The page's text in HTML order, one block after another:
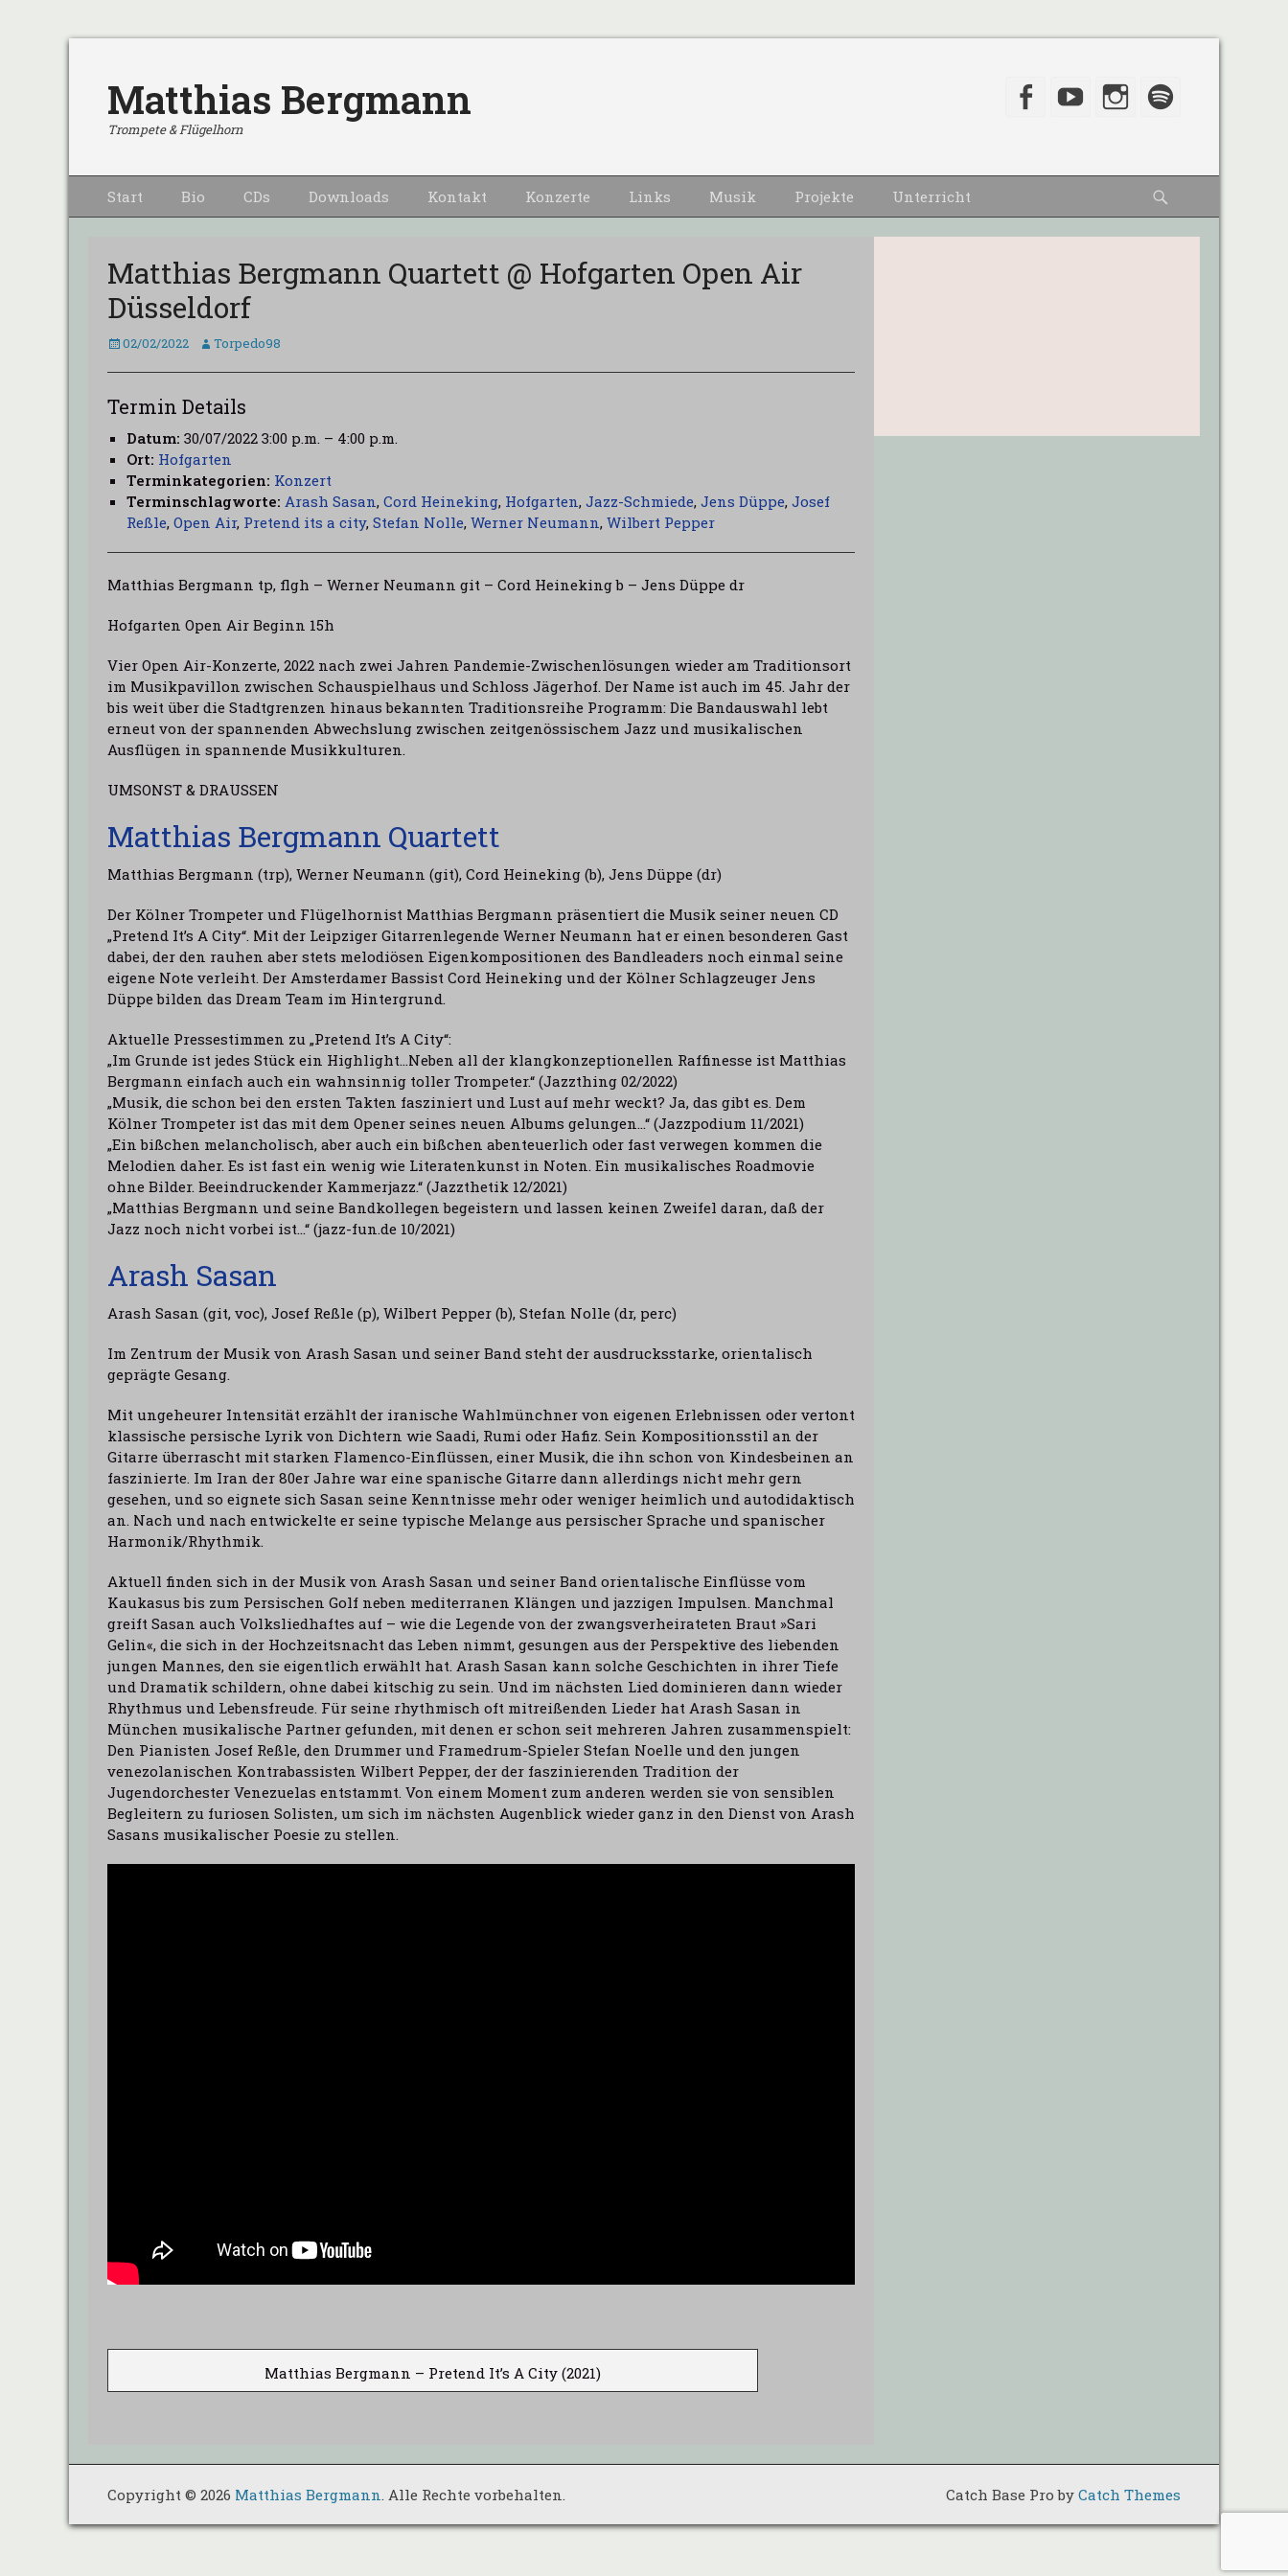
Matthias Bergmann
Trompete & Flügelhorn
Facebook
YouTubeInstagram
Primärmenu
zum
Start Bio CDs Downloads Kontakt Konzerte Links Musik Projekte Unterricht
Matthias Bergmann Quartett @ Hofgarten Open Air
Düsseldorf
Veröffentlicht
02/02/2022 Autor
Torpedo98
Termin Details
Datum: 30/07/2022 3:00 p.m. – 4:00 p.m.
Ort: Hofgarten
Terminkategorien: Konzert
Terminschlagworte: Arash Sasan, Cord Heineking, Hofgarten, Jazz-Schmiede, Jens Düppe, Josef
Reßle, Open Air, Pretend its a city, Stefan Nolle, Werner Neumann, Wilbert Pepper
Matthias Bergmann tp, flgh – Werner Neumann git – Cord Heineking b – Jens Düppe dr
Hofgarten Open Air Beginn 15h
Vier Open Air-Konzerte, 2022 nach zwei Jahren Pandemie-Zwischenlösungen wieder am Traditionsort
im Musikpavillon zwischen Schauspielhaus und Schloss Jägerhof. Der Name ist auch im 45. Jahr der
bis weit über die Stadtgrenzen hinaus bekannten Traditionsreihe Programm: Die Bandauswahl lebt
erneut von der spannenden Abwechslung zwischen zeitgenössischem Jazz und musikalischen
Ausflügen in spannende Musikkulturen.
UMSONST & DRAUSSEN
Matthias Bergmann Quartett
Matthias Bergmann (trp), Werner Neumann (git), Cord Heineking (b), Jens Düppe (dr)
Der Kölner Trompeter und Flügelhornist Matthias Bergmann präsentiert die Musik seiner neuen CD
„Pretend It’s A City“. Mit der Leipziger Gitarrenlegende Werner Neumann hat er einen besonderen Gast
dabei, der den rauhen aber stets melodiösen Eigenkompositionen des Bandleaders noch einmal seine
eigene Note verleiht. Der Amsterdamer Bassist Cord Heineking und der Kölner Schlagzeuger Jens
Düppe bilden das Dream Team im Hintergrund.
Aktuelle Pressestimmen zu „Pretend It’s A City“:
„Im Grunde ist jedes Stück ein Highlight…Neben all der klangkonzeptionellen Raffinesse ist Matthias
Bergmann einfach auch ein wahnsinnig toller Trompeter.“ (Jazzthing 02/2022)
„Musik, die schon bei den ersten Takten fasziniert und Lust auf mehr weckt? Ja, das gibt es. Dem
Kölner Trompeter ist das mit dem Opener seines neuen Albums gelungen…“ (Jazzpodium 11/2021)
„Ein bißchen melancholisch, aber auch ein bißchen abenteuerlich oder fast verwegen kommen die
Melodien daher. Es ist fast ein wenig wie Literatenkunst in Noten. Ein musikalisches Roadmovie
ohne Bilder. Beeindruckender Kammerjazz.“ (Jazzthetik 12/2021)
„Matthias Bergmann und seine Bandkollegen begeistern und lassen keinen Zweifel daran, daß der
Jazz noch nicht vorbei ist…“ (jazz-fun.de 10/2021)
Arash Sasan
Arash Sasan (git, voc), Josef Reßle (p), Wilbert Pepper (b), Stefan Nolle (dr, perc)
Im Zentrum der Musik von Arash Sasan und seiner Band steht der ausdrucksstarke, orientalisch
geprägte Gesang.
Mit ungeheurer Intensität erzählt der iranische Wahlmünchner von eigenen Erlebnissen oder vertont
klassische persische Lyrik von Dichtern wie Saadi, Rumi oder Hafiz. Sein Kompositionsstil an der
Gitarre überrascht mit starken Flamenco-Einflüssen, einer Musik, die ihn schon von Kindesbeinen an
faszinierte. Im Iran der 80er Jahre war eine spanische Gitarre dann allerdings nicht mehr gern
gesehen, und so eignete sich Sasan seine Kenntnisse mehr oder weniger heimlich und autodidaktisch
an. Nach und nach entwickelte er seine typische Melange aus persischer Sprache und spanischer
Harmonik/Rhythmik.
Aktuell finden sich in der Musik von Arash Sasan und seiner Band orientalische Einflüsse vom
Kaukasus bis zum Persischen Golf neben mediterranen Klängen und jazzigen Impulsen. Manchmal
greift Sasan auch Volksliedhaftes auf – wie die Legende von der zwangsverheirateten Braut »Sari
Gelin«, die sich in der Hochzeitsnacht das Leben nimmt, gesungen aus der Perspektive des liebenden
jungen Mannes, den sie eigentlich erwählt hat. Arash Sasan kann solche Geschichten in ihrer Tiefe
und Dramatik schildern, ohne dabei kitschig zu sein. Und im nächsten Lied dominieren dann wieder
Rhythmus und Lebensfreude. Für seine rhythmisch oft mitreißenden Lieder hat Arash Sasan in
München musikalische Partner gefunden, mit denen er schon seit mehreren Jahren zusammenspielt:
Den Pianisten Josef Reßle, den Drummer und Framedrum-Spieler Stefan Noelle und den jungen
venezolanischen Kontrabassisten Wilbert Pepper, der der faszinierenden Tradition der
Jugendorchester Venezuelas entstammt. Von einem Moment zum anderen werden sie von sensiblen
Begleitern zu furiosen Solisten, um sich im nächsten Augenblick wieder ganz in den Dienst von Arash
Sasans musikalischer Poesie zu stellen.
Matthias Bergmann – Pretend It’s A City (2021)
Copyright © 2026 Matthias Bergmann. Alle Rechte vorbehalten. Catch Base Pro by Catch Themes